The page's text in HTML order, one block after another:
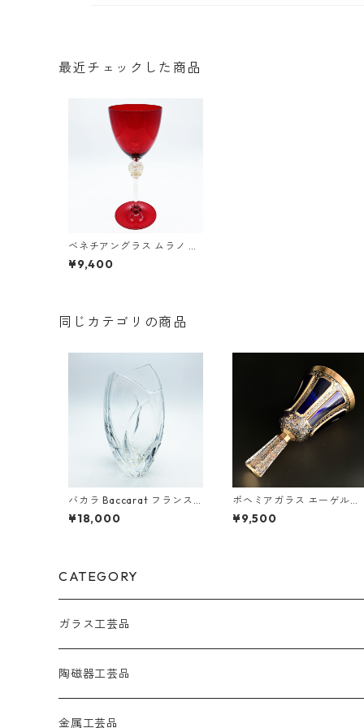
最近チェックした商品
ベネチアングラス ムラノ イ
タリア ワイングラス レッド
ゴールドステム 金彩 ヴェネ
¥9,400
同じカテゴリの商品
バカラ Baccarat フランス
クリスタルガラス リゴット
ジベルニー 花瓶 フラワーベ
¥18,000
ボヘミアガラス エーゲルマ
ン パネルグラス 卓上ベル
璃 金彩 ボヘミアン グラス 1
¥9,500
CATEGORY
ガラス工芸品
陶磁器工芸品
金属工芸品